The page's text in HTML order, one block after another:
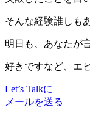
そんな経験誰しも
明日も、あなたが
好きですなど、エ
Let’s Talkに
メールを送る